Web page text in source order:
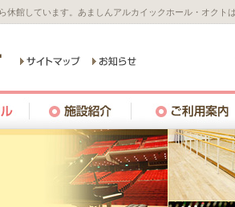
館しています。あましんアルカイックホール・オクト